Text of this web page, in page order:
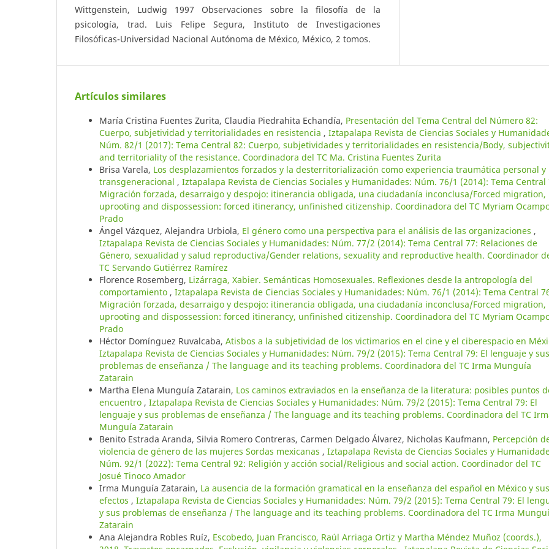
Wittgenstein, Ludwig 1997 Observaciones sobre la filosofía de la
psicología, trad. Luis Felipe Segura, Instituto de Investigaciones
Filosóficas-Universidad Nacional Autónoma de México, México, 2 tomos.
Artículos similares
María Cristina Fuentes Zurita, Claudia Piedrahita Echandía, Presentación del Tema Central del Número 82:
Cuerpo, subjetividad y territorialidades en resistencia , Iztapalapa Revista de Ciencias Sociales y
Núm. 82/1 (2017): Tema Central 82: Cuerpo, subjetividades y territorialidades en resistencia/Body,
and territoriality of the resistance. Coordinadora del TC Ma. Cristina Fuentes Zurita
Brisa Varela, Los desplazamientos forzados y la desterritorialización como experiencia traumática personal y
transgeneracional , Iztapalapa Revista de Ciencias Sociales y Humanidades: Núm. 76/1 (2014): Tema Central
Migración forzada, desarraigo y despojo: itinerancia obligada, una ciudadanía inconclusa/Forced migration,
uprooting and dispossession: forced itinerancy, unfinished citizenship. Coordinadora del TC Myriam
Prado
Ángel Vázquez, Alejandra Urbiola, El género como una perspectiva para el análisis de las organizaciones ,
Iztapalapa Revista de Ciencias Sociales y Humanidades: Núm. 77/2 (2014): Tema Central 77: Relaciones de
Género, sexualidad y salud reproductiva/Gender relations, sexuality and reproductive health. Coordinador
TC Servando Gutiérrez Ramírez
Florence Rosemberg, Lizárraga, Xabier. Semánticas Homosexuales. Reflexiones desde la antropología del
comportamiento , Iztapalapa Revista de Ciencias Sociales y Humanidades: Núm. 76/1 (2014): Tema Central
Migración forzada, desarraigo y despojo: itinerancia obligada, una ciudadanía inconclusa/Forced migration,
uprooting and dispossession: forced itinerancy, unfinished citizenship. Coordinadora del TC Myriam
Prado
Héctor Domínguez Ruvalcaba, Atisbos a la subjetividad de los victimarios en el cine y el ciberespacio en
Iztapalapa Revista de Ciencias Sociales y Humanidades: Núm. 79/2 (2015): Tema Central 79: El lenguaje y sus
problemas de enseñanza / The language and its teaching problems. Coordinadora del TC Irma Munguía
Zatarain
Martha Elena Munguía Zatarain, Los caminos extraviados en la enseñanza de la literatura: posibles puntos
encuentro , Iztapalapa Revista de Ciencias Sociales y Humanidades: Núm. 79/2 (2015): Tema Central 79: El
lenguaje y sus problemas de enseñanza / The language and its teaching problems. Coordinadora del TC
Munguía Zatarain
Benito Estrada Aranda, Silvia Romero Contreras, Carmen Delgado Álvarez, Nicholas Kaufmann, Percepción
violencia de género de las mujeres Sordas mexicanas , Iztapalapa Revista de Ciencias Sociales y
Núm. 92/1 (2022): Tema Central 92: Religión y acción social/Religious and social action. Coordinador del TC
Josué Tinoco Amador
Irma Munguía Zatarain, La ausencia de la formación gramatical en la enseñanza del español en México y sus
efectos , Iztapalapa Revista de Ciencias Sociales y Humanidades: Núm. 79/2 (2015): Tema Central 79: El
y sus problemas de enseñanza / The language and its teaching problems. Coordinadora del TC Irma
Zatarain
Ana Alejandra Robles Ruíz, Escobedo, Juan Francisco, Raúl Arriaga Ortiz y Martha Méndez Muñoz (coords.),